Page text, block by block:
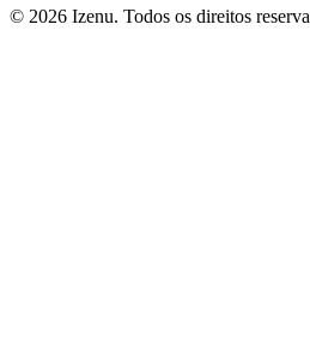
© 2026 Izenu. Todos os direitos